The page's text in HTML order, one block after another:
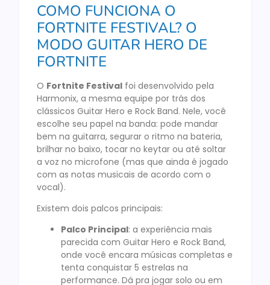
COMO FUNCIONA O
FORTNITE FESTIVAL? O
MODO GUITAR HERO DE
FORTNITE
O Fortnite Festival foi desenvolvido pela
Harmonix, a mesma equipe por trás dos
clássicos Guitar Hero e Rock Band. Nele, você
escolhe seu papel na banda: pode mandar
bem na guitarra, segurar o ritmo na bateria,
brilhar no baixo, tocar no keytar ou até soltar
a voz no microfone (mas que ainda é jogado
com as notas musicais de acordo com o
vocal).
Existem dois palcos principais:
Palco Principal: a experiência mais
parecida com Guitar Hero e Rock Band,
onde você encara músicas completas e
tenta conquistar 5 estrelas na
performance. Dá pra jogar solo ou em